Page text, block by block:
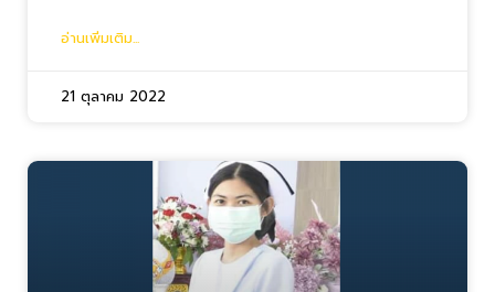
อ่านเพิ่มเติม...
21 ตุลาคม 2022